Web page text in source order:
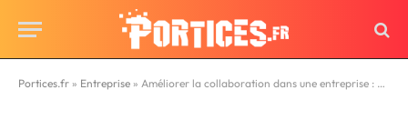
Portices.fr » Entreprise » Améliorer la collaboration dans une entreprise : comment procéder ?